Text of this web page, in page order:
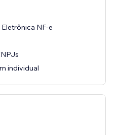
NF-e
individual